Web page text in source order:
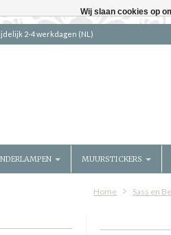
2-4 werkdagen (NL)
MUURSTICKERS
Home Sass en
Wij slaan cookies op